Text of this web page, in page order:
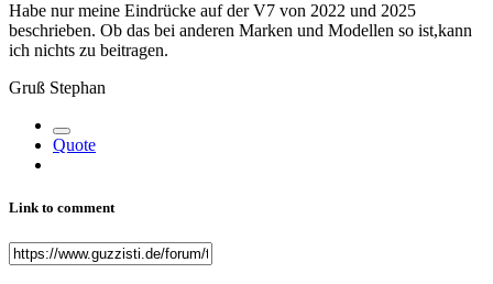
Habe nur meine Eindrücke auf der V7 von 2022 und 2025
beschrieben. Ob das bei anderen Marken und Modellen so ist,kann
ich nichts zu beitragen.
Gruß Stephan
Quote
Link to comment